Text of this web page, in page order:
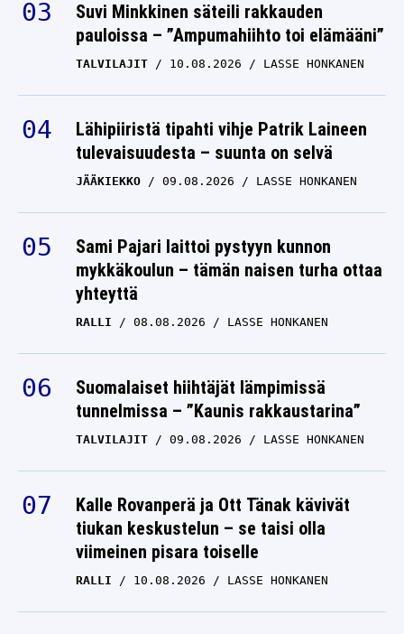
Suvi Minkkinen säteili rakkauden
pauloissa – ”Ampumahiihto toi elämääni”
TALVILAJIT 10.08.2026 LASSE HONKANEN
Lähipiiristä tipahti vihje Patrik Laineen
tulevaisuudesta – suunta on selvä
JÄÄKIEKKO 09.08.2026 LASSE HONKANEN
Sami Pajari laittoi pystyyn kunnon
mykkäkoulun – tämän naisen turha ottaa
yhteyttä
RALLI 08.08.2026 LASSE HONKANEN
Suomalaiset hiihtäjät lämpimissä
tunnelmissa – ”Kaunis rakkaustarina”
TALVILAJIT 09.08.2026 LASSE HONKANEN
Kalle Rovanperä ja Ott Tänak kävivät
tiukan keskustelun – se taisi olla
viimeinen pisara toiselle
RALLI 10.08.2026 LASSE HONKANEN